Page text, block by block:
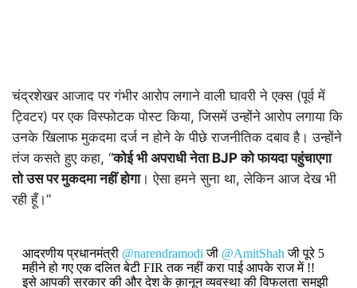
चंद्रशेखर आजाद पर गंभीर आरोप लगाने वाली घावरी ने एक्स (पूर्व में
ट्विटर) पर एक विस्फोटक पोस्ट किया, जिसमें उन्होंने आरोप लगाया कि
उनके खिलाफ मुकदमा दर्ज न होने के पीछे राजनीतिक दबाव है। उन्होंने
तंज कसते हुए कहा, “कोई भी अपराधी नेता BJP को फायदा पहुंचाएगा
तो उस पर मुकदमा नहीं होगा। ऐसा हमने सुना था, लेकिन आज देख भी
रही हूँ।”
आदरणीय प्रधानमंत्री @narendramodi जी @AmitShah जी पूरे 5
महीने हो गए एक दलित बेटी FIR तक नहीं करा पाई आपके राज में !!
इसे आपकी सरकार की और देश के क़ानून व्यवस्था की विफलता समझी